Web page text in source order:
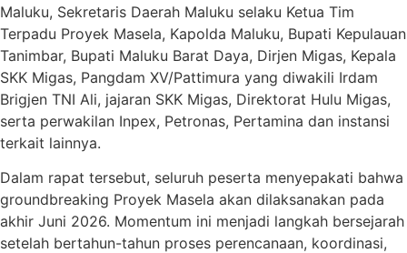
Maluku, Sekretaris Daerah Maluku selaku Ketua Tim
Terpadu Proyek Masela, Kapolda Maluku, Bupati Kepulauan
Tanimbar, Bupati Maluku Barat Daya, Dirjen Migas, Kepala
SKK Migas, Pangdam XV/Pattimura yang diwakili Irdam
Brigjen TNI Ali, jajaran SKK Migas, Direktorat Hulu Migas,
serta perwakilan Inpex, Petronas, Pertamina dan instansi
terkait lainnya.
Dalam rapat tersebut, seluruh peserta menyepakati bahwa
groundbreaking Proyek Masela akan dilaksanakan pada
akhir Juni 2026. Momentum ini menjadi langkah bersejarah
setelah bertahun-tahun proses perencanaan, koordinasi,